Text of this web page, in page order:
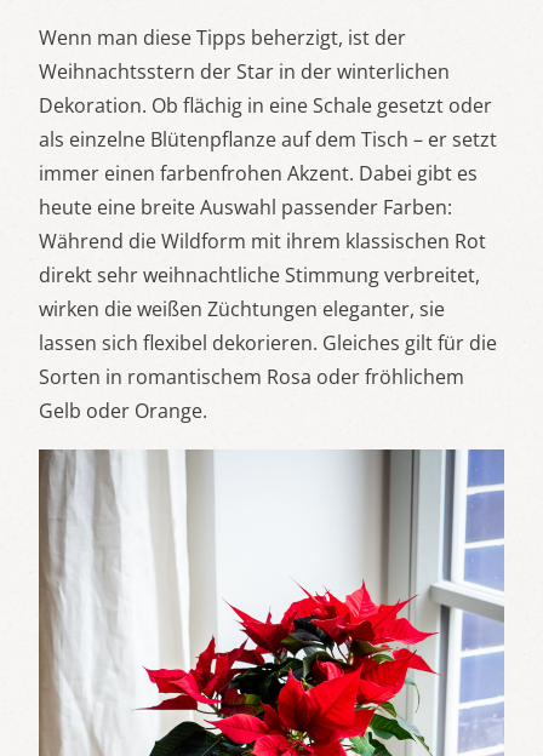
Wenn man diese Tipps beherzigt, ist der
Weihnachtsstern der Star in der winterlichen
Dekoration. Ob flächig in eine Schale gesetzt oder
als einzelne Blütenpflanze auf dem Tisch – er setzt
immer einen farbenfrohen Akzent. Dabei gibt es
heute eine breite Auswahl passender Farben:
Während die Wildform mit ihrem klassischen Rot
direkt sehr weihnachtliche Stimmung verbreitet,
wirken die weißen Züchtungen eleganter, sie
lassen sich flexibel dekorieren. Gleiches gilt für die
Sorten in romantischem Rosa oder fröhlichem
Gelb oder Orange.